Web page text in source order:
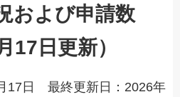
および申請数
17日更新）
17日 最終更新日：2026年